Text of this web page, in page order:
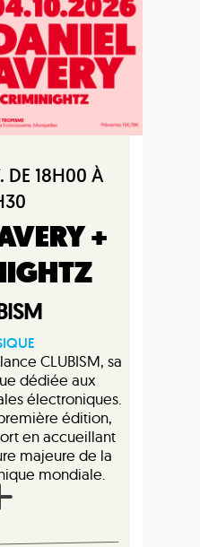
DE 18H00 À
+
CLUBISM, sa
dédiée aux
électroniques.
édition,
en accueillant
majeure de la
mondiale.